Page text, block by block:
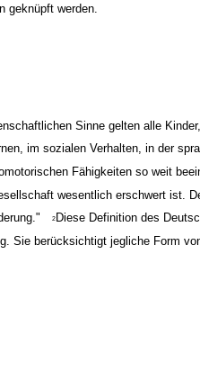
geknüpft werden.
Sinne gelten alle
im sozialen Verhalten, in der
Fähigkeiten so weit
wesentlich erschwert ist.
2 Diese Definition des
Sie berücksichtigt jegliche Form